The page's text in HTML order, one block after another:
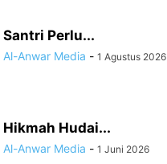
Santri Perlu...
Al-Anwar Media - 1 Agustus 2026
Hikmah Hudai...
Al-Anwar Media - 1 Juni 2026